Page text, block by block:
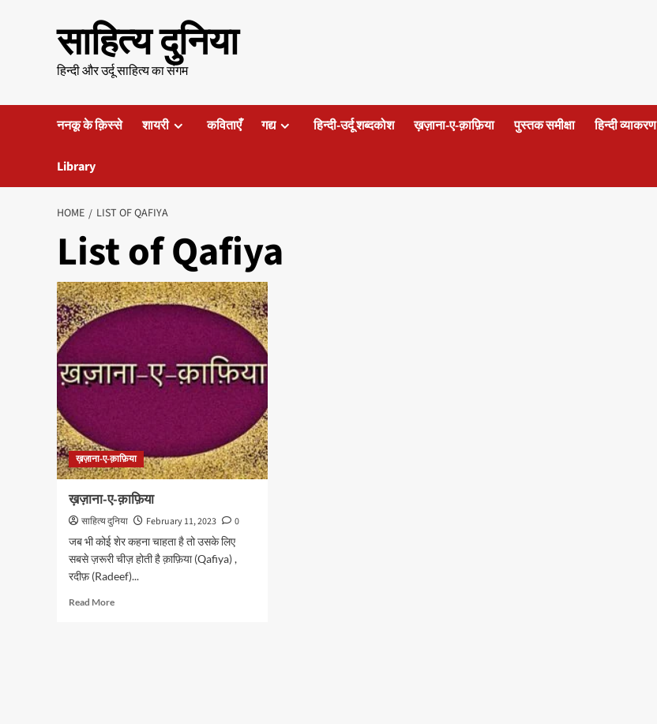
साहित्य दुनिया
हिन्दी और उर्दू साहित्य का संगम
ननकू के क़िस्से शायरी कविताएँ गद्य हिन्दी-उर्दू शब्दकोश ख़ज़ाना-ए-क़ाफ़िया पुस्तक समीक्षा हिन्दी व्याकरण
Library
HOME LIST OF QAFIYA
List of Qafiya
ख़ज़ाना-ए-क़ाफ़िया
ख़ज़ाना-ए-क़ाफ़िया
साहित्य दुनिया February 11, 2023
0
जब भी कोई शेर कहना चाहता है तो उसके लिए
सबसे ज़रूरी चीज़ होती है क़ाफ़िया (Qafiya) ,
रदीफ़ (Radeef)...
Read MoreRead